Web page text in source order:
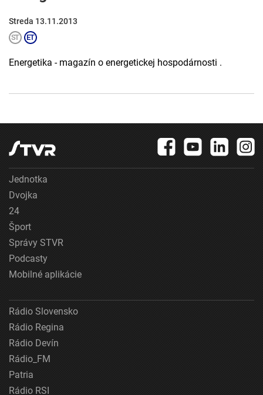
Streda 13.11.2013
Energetika - magazín o energetickej hospodárnosti .
Jednotka
Dvojka
24
Šport
Správy STVR
Podcasty
Mobilné aplikácie
Rádio Slovensko
Rádio Regina
Rádio Devín
Rádio_FM
Patria
Rádio RSI